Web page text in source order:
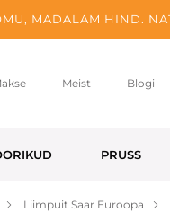
MADALAM HIND.
Meist Blogi
PRUSS
Liimpuit Saar Euroopa